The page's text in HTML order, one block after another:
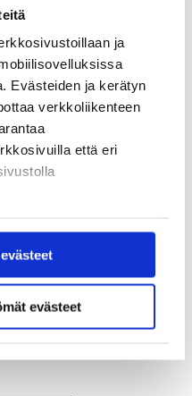
ja
Evästeiden ja kerätyn
verkkoliikenteen
että eri
evästeet
Finland
Finland
strategia 2030